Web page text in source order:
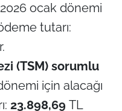
ocak dönemi
tutarı:
(TSM) sorumlu
için alacağı
23.898,69 TL